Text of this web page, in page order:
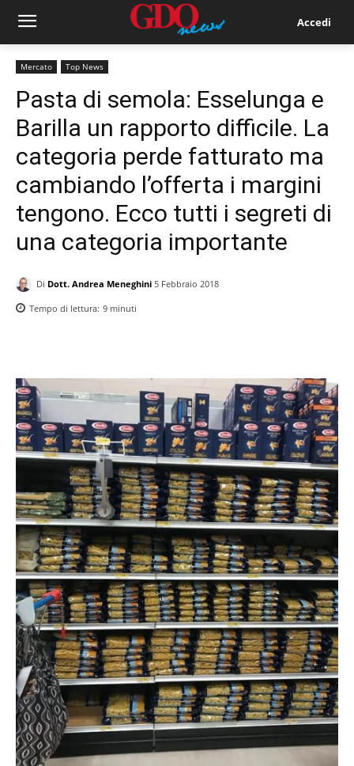
Accedi
Mercato Top News
Pasta di semola: Esselunga e
Barilla un rapporto difficile. La
categoria perde fatturato ma
cambiando l’offerta i margini
tengono. Ecco tutti i segreti di
una categoria importante
Di Dott. Andrea Meneghini 5 Febbraio 2018
Tempo di lettura: 9 minuti